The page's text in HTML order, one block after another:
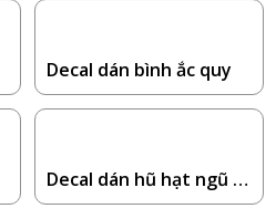
Decal dán bình ắc quy
Decal dán hũ hạt ngũ c
ốc